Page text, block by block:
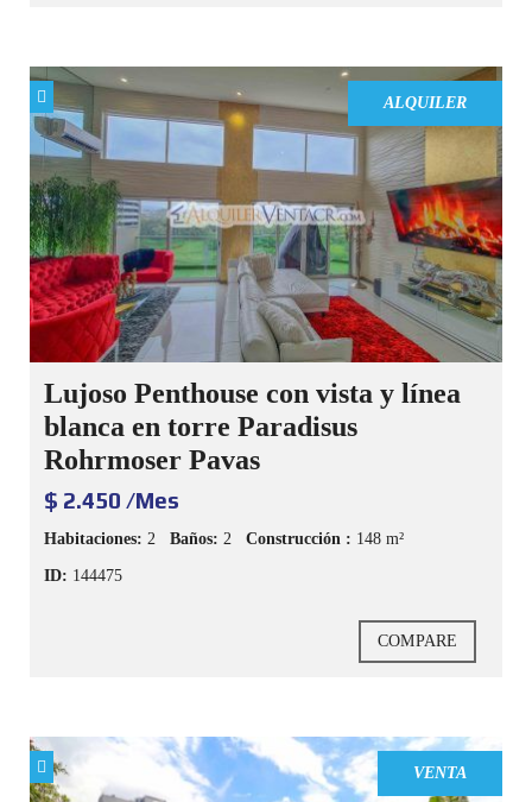
ALQUILER
Lujoso Penthouse con vista y línea
blanca en torre Paradisus
Rohrmoser Pavas
$ 2.450 /Mes
Habitaciones: 2 Baños: 2 Construcción : 148 m²
ID: 144475
VENTA
COMPARE